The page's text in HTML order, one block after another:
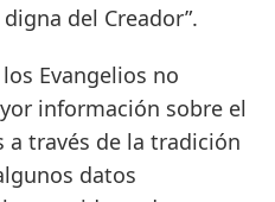
del Creador”.
Evangelios no
información sobre el
a través de la tradición
datos